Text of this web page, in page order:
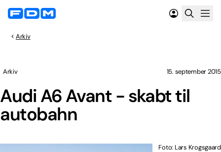
Arkiv
Audi A6 Avant - skabt til
autobahn
Arkiv 15. september 2015
Foto: Lars Krogsgaard